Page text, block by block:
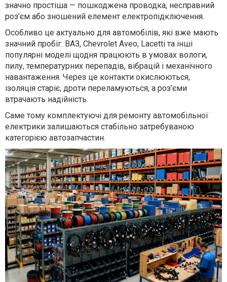
значно простіша — пошкоджена проводка, несправний
роз’єм або зношений елемент електропідключення.
Особливо це актуально для автомобілів, які вже мають
значний пробіг. ВАЗ, Chevrolet Aveo, Lacetti та інші
популярні моделі щодня працюють в умовах вологи,
пилу, температурних перепадів, вібрацій і механічного
навантаження. Через це контакти окислюються,
ізоляція старіє, дроти переламуються, а роз’єми
втрачають надійність.
Саме тому комплектуючі для ремонту автомобільної
електрики залишаються стабільно затребуваною
категорією автозапчастин.